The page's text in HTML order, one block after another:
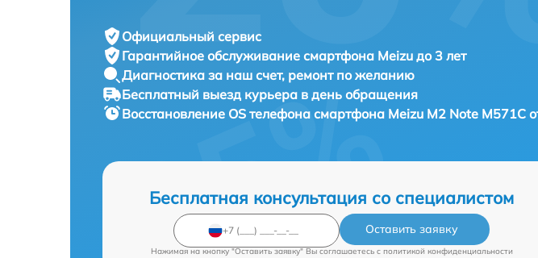
Официальный сервис
Гарантийное обслуживание смартфона Meizu до 3 лет
Диагностика за наш счет, ремонт по желанию
Бесплатный выезд курьера в день обращения
Восстановление OS телефона смартфона Meizu M2 Note M571C
Бесплатная консультация со специалистом
Оставить заявку
Нажимая на кнопку "Оставить заявку" Вы соглашаетесь c политикой конфиденциальности